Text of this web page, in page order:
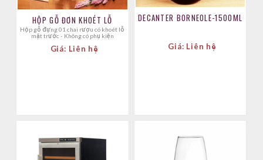
HỘP GỖ ĐƠN KHOÉT LỖ
Hộp gỗ đựng 01 chai rượu có khoét lỗ
mặt trước - Không có phụ kiện
Giá: Liên hệ
DECANTER BORNEOLE-1500ML
Giá: Liên hệ